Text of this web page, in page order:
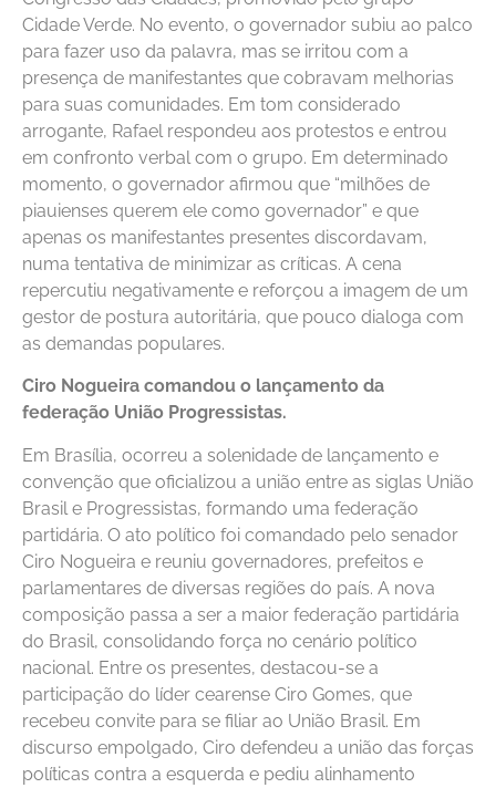
Cidade Verde. No evento, o governador subiu ao palco
para fazer uso da palavra, mas se irritou com a
presença de manifestantes que cobravam melhorias
para suas comunidades. Em tom considerado
arrogante, Rafael respondeu aos protestos e entrou
em confronto verbal com o grupo. Em determinado
momento, o governador afirmou que “milhões de
piauienses querem ele como governador” e que
apenas os manifestantes presentes discordavam,
numa tentativa de minimizar as críticas. A cena
repercutiu negativamente e reforçou a imagem de um
gestor de postura autoritária, que pouco dialoga com
as demandas populares.
Ciro Nogueira comandou o lançamento da
federação União Progressistas.
Em Brasília, ocorreu a solenidade de lançamento e
convenção que oficializou a união entre as siglas União
Brasil e Progressistas, formando uma federação
partidária. O ato político foi comandado pelo senador
Ciro Nogueira e reuniu governadores, prefeitos e
parlamentares de diversas regiões do país. A nova
composição passa a ser a maior federação partidária
do Brasil, consolidando força no cenário político
nacional. Entre os presentes, destacou-se a
participação do líder cearense Ciro Gomes, que
recebeu convite para se filiar ao União Brasil. Em
discurso empolgado, Ciro defendeu a união das forças
políticas contra a esquerda e pediu alinhamento